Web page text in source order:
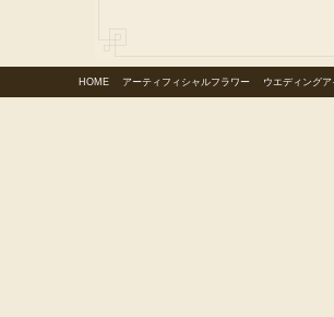
HOME｜ アーティフィシャルフラワー｜ ウエディングア